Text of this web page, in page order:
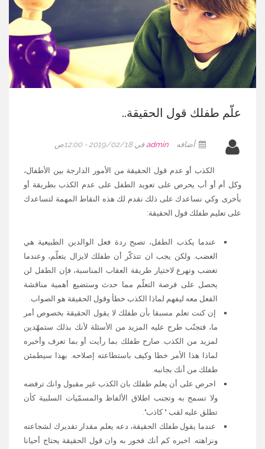
علّم طفلك قول الحقيقة..
أضافه adminفي 2019/02/18 - 12:00ص
الكذب أو عدم قول الحقيقة من الأمور الدارجة بين الأطفال،
وكل أم أو أب يحرص على تعويد الطفل على عدم الكذب بطريقة أو
بأخرى. وكي نساعدك على ذلك نقدم لك هذه النقاط المهمة لتساعدك
على تعليم طفلك قول الحقيقة:
عندما يكذب الطفل، تصبح ردة فعل الوالدين الطبيعية هي
الغضب. ولكن يجب ان تتذكّر أن طفلك لايزال يتعلّم، وعندما
تغضب وتهرع لاختيار طريقة العقاب المناسبة، فإن الطفل لن
يحصل على فرصة التعلّم مما حدث وستضيع أهمية مناقشة
الفعل معه ليفهم لماذا الكذب خطأ وقول الحقيقة هو الصواب.
إن كنت تعلم مسبقا بأن طفلك لا يقول الحقيقة بخصوص أمر
ما، فتجنّب طرح عليه المزيد من الأسئلة لأنك بذلك ستمهّدين
لمزيد من الكذب. صارح طفلك بما رأيت أو بما تعرف وأخبره
لماذا هذا الأمر خطا وكيف باستطاعته إصلاحه. بهذا سيطمئن
طفلك من أنك بجانبه.
احرص على أن يعلم طفلك بان الكذب غير مقبول وانك ترفضه
ولا تسمح به وتجنب اطلاق الألفاظ والمسمّيات السلبية كأن
تطلق عليه لقب " كاذب".
عندما يقول طفلك الحقيقة، دعه يعلم مقدار تقديرك لشجاعته
ونزاهته. اخبره كم أنك فخور به وان قول الحقيقة يحتاج أحيانا